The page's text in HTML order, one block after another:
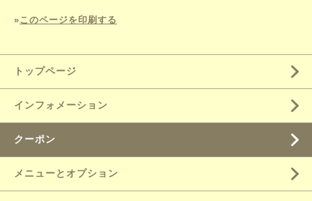
»このページを印刷する
トップページ
インフォメーション
クーポン
メニューとオプション